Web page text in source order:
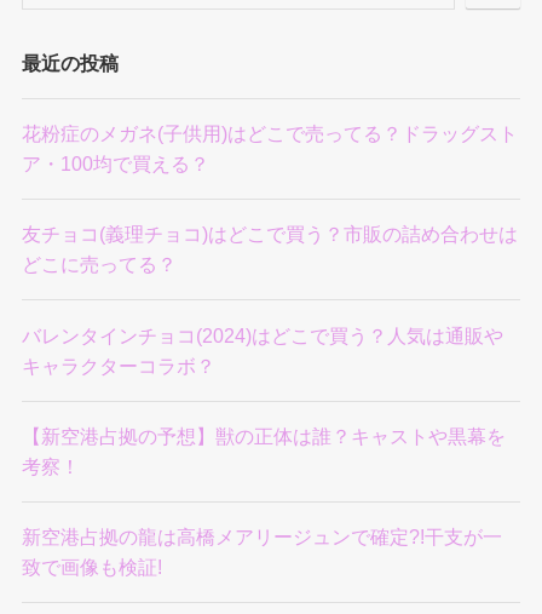
最近の投稿
花粉症のメガネ(子供用)はどこで売ってる？ドラッグスト
ア・100均で買える？
友チョコ(義理チョコ)はどこで買う？市販の詰め合わせは
どこに売ってる？
バレンタインチョコ(2024)はどこで買う？人気は通販や
キャラクターコラボ？
【新空港占拠の予想】獣の正体は誰？キャストや黒幕を
考察！
新空港占拠の龍は高橋メアリージュンで確定?!干支が一
致で画像も検証!